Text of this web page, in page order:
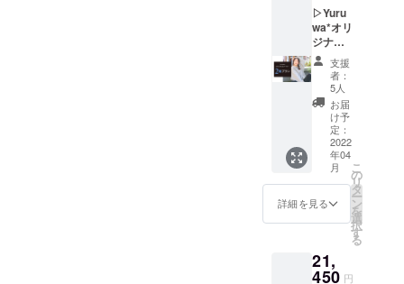
※お届け
は3月後
半〜4月
上旬を
予定し
ており
ます。
※税込価
格で
す。 ※
送料700
円を含
んだ金
額で
す。 ※
一般販
売価格
は税込
8,800円
+送料
700円を
※お届け
は3月後
▷Yuru
wa*オリ
ジナル
パー
カー 2
着プラ
ン ■内
容 ・
Yuruwa
*オリジ
ナル
パー
カー 2
着 ※
お好み
の色と
をお選
びくだ
支援
者：
5人
お届
け予
定：
2022
年04
月
詳細を見る
こ
の
リ
タ
ー
ン
を
選
択
す
る
21,
450 円